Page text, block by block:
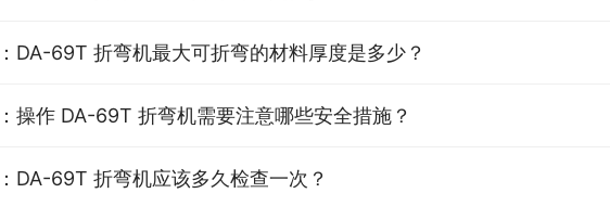
DA-69T 折弯机最大可折弯的材料厚度是多少？
操作 DA-69T 折弯机需要注意哪些安全措施？
DA-69T 折弯机应该多久检查一次？